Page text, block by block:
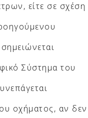
είτε σε σχέση
Σύστημα του
οχήματος, αν δεν